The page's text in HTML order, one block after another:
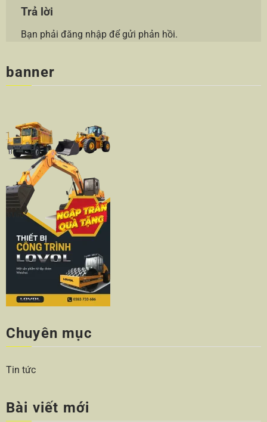
Trả lời
Bạn phải đăng nhậpđể gửi phản hồi.
banner
Chuyên mục
Tin tức
Bài viết mới